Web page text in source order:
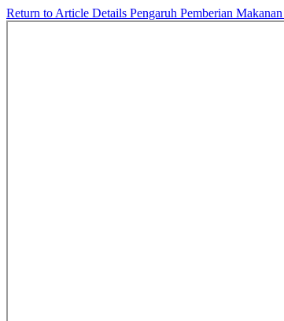
Return to Article Details Pengaruh Pemberian